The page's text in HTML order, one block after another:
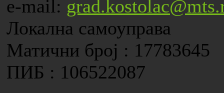
e-mail:
Локална самоуправа
Матични број : 17783645
ПИБ : 106522087